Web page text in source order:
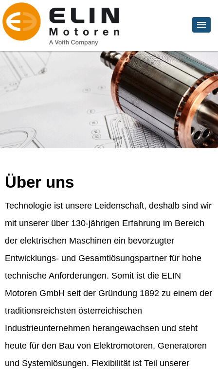
Über uns
Technologie ist unsere Leidenschaft, deshalb sind wir
mit unserer über 130-jährigen Erfahrung im Bereich
der elektrischen Maschinen ein bevorzugter
Entwicklungs- und Gesamtlösungspartner für hohe
technische Anforderungen. Somit ist die ELIN
Motoren GmbH seit der Gründung 1892 zu einem der
traditionsreichsten österreichischen
Industrieunternehmen herangewachsen und steht
heute für den Bau von Elektromotoren, Generatoren
und Systemlösungen. Flexibilität ist Teil unserer